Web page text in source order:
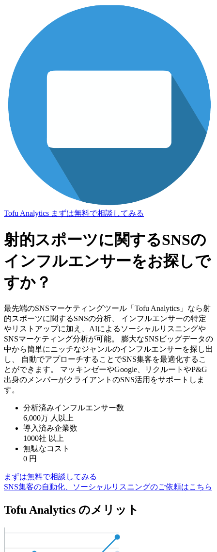
Tofu Analytics まずは無料で相談してみる
射的スポーツに関するSNSの
インフルエンサーをお探しで
すか？
最先端のSNSマーケティングツール「Tofu Analytics」なら射
的スポーツに関するSNSの分析、 インフルエンサーの特定
やリストアップに加え、AIによるソーシャルリスニングや
SNSマーケティング分析が可能。 膨大なSNSビッグデータの
中から簡単にニッチなジャンルのインフルエンサーを探し出
し、 自動でアプローチすることでSNS集客を最適化するこ
とができます。 マッキンゼーやGoogle、リクルートやP&G
出身のメンバーがクライアントのSNS活用をサポートしま
す。
分析済みインフルエンサー数
6,000万 人以上
導入済み企業数
1000社 以上
無駄なコスト
0 円
まずは無料で相談してみる
SNS集客の自動化、ソーシャルリスニングのご依頼はこちら
Tofu Analytics のメリット